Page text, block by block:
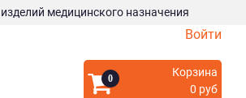
медицинского назначения
Войти
0
Корзина
0 руб